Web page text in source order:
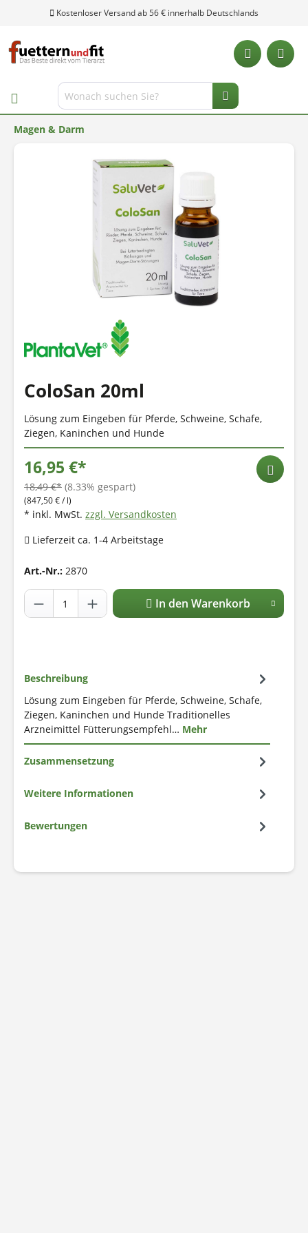
Kostenloser Versand ab 56 € innerhalb Deutschlands
Magen & Darm
ColoSan 20ml
Lösung zum Eingeben für Pferde, Schweine, Schafe,
Ziegen, Kaninchen und Hunde
16,95 €*
18,49 €* (8.33% gespart)
(847,50 € / l)
* inkl. MwSt. zzgl. Versandkosten
Lieferzeit ca. 1-4 Arbeitstage
Art.-Nr.: 2870
In den Warenkorb
Beschreibung
Lösung zum Eingeben für Pferde, Schweine, Schafe,
Ziegen, Kaninchen und Hunde Traditionelles
Arzneimittel Fütterungsempfehl… Mehr
Zusammensetzung
Weitere Informationen
Bewertungen